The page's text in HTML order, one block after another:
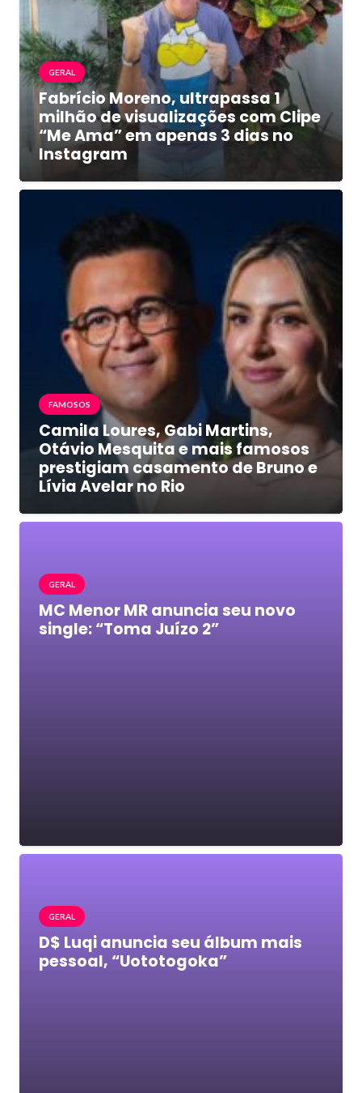
GERAL
Fabrício Moreno, ultrapassa 1
milhão de visualizações com Clipe
“Me Ama” em apenas 3 dias no
Instagram
FAMOSOS
Camila Loures, Gabi Martins,
Otávio Mesquita e mais famosos
prestigiam casamento de Bruno e
Lívia Avelar no Rio
GERAL
MC Menor MR anuncia seu novo
single: “Toma Juízo 2”
GERAL
D$ Luqi anuncia seu álbum mais
pessoal, “Uototogoka”